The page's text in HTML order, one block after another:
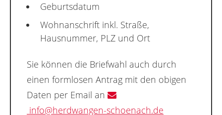
Geburtsdatum
Wohnanschrift inkl. Straße,
Hausnummer, PLZ und Ort
Sie können die Briefwahl auch durch
einen formlosen Antrag mit den obigen
Daten per Email an
info@herdwangen-schoenach.de